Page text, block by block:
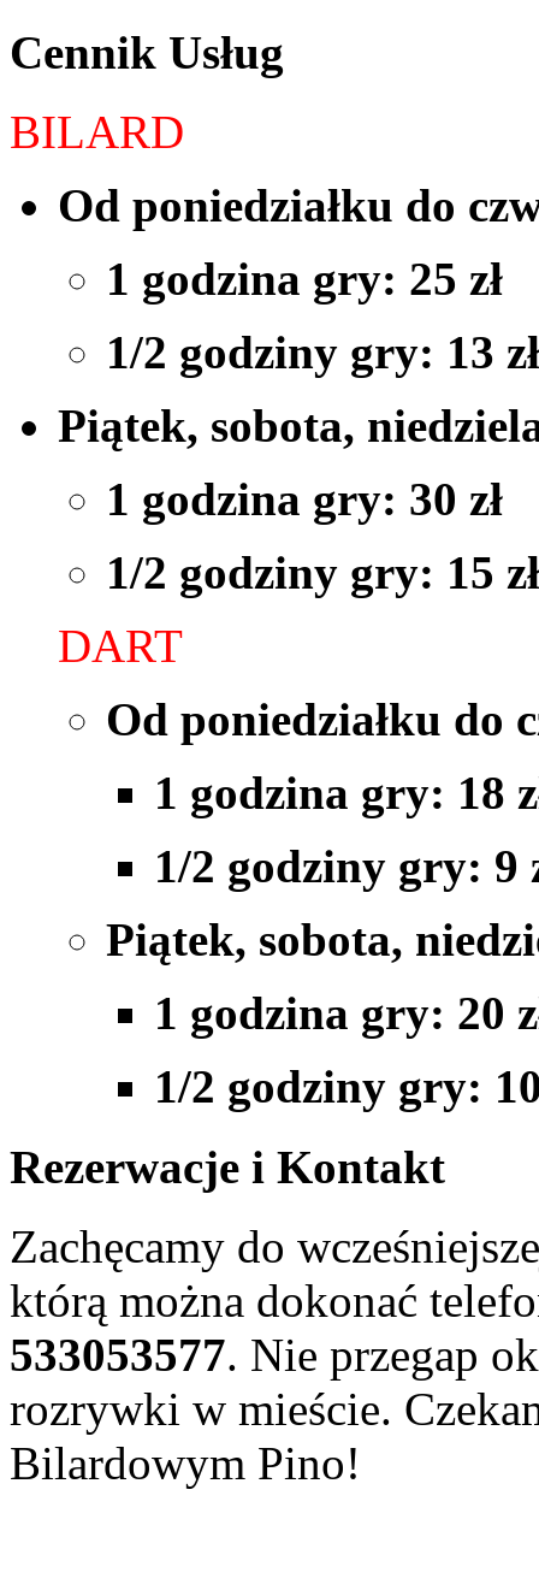
Cennik Usług
BILARD
Od poniedziałku do
1 godzina gry: 25 zł
1/2 godziny gry: 13 zł
Piątek, sobota,
1 godzina gry: 30 zł
1/2 godziny gry: 15 zł
DART
Od poniedziałku do
1 godzina gry: 18
1/2 godziny gry: 9
Piątek, sobota,
1 godzina gry: 20
1/2 godziny gry:
Rezerwacje i Kontakt
Zachęcamy do
którą można dokonać
533053577. Nie przegap
rozrywki w mieście.
Bilardowym Pino!